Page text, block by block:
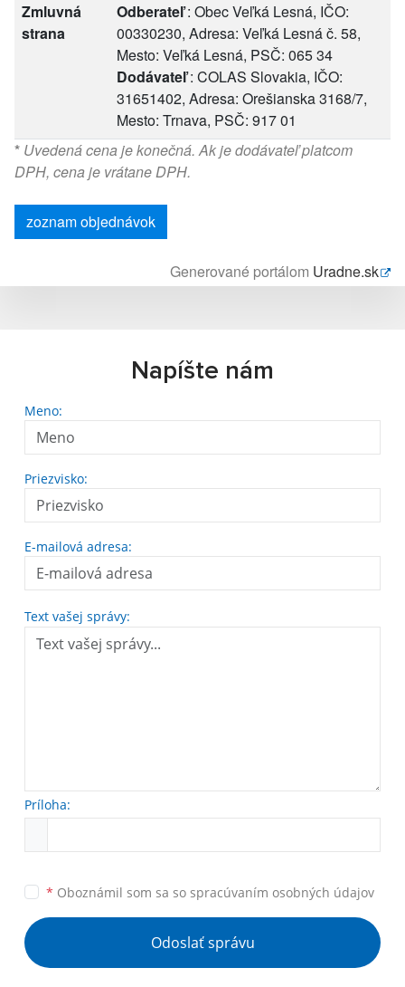
Zmluvná
strana
Odberateľ: Obec Veľká Lesná, IČO:
00330230, Adresa: Veľká Lesná č. 58,
Mesto: Veľká Lesná, PSČ: 065 34
Dodávateľ: COLAS Slovakia, IČO:
31651402, Adresa: Orešianska 3168/7,
Mesto: Trnava, PSČ: 917 01
* Uvedená cena je konečná. Ak je dodávateľ platcom
DPH, cena je vrátane DPH.
zoznam objednávok
Generované portálom Uradne.sk
Napíšte nám
Meno:
Priezvisko:
E-mailová adresa:
Text vašej správy:
Príloha:
* Oboznámil som sa so spracúvaním osobných údajov
Odoslať správu